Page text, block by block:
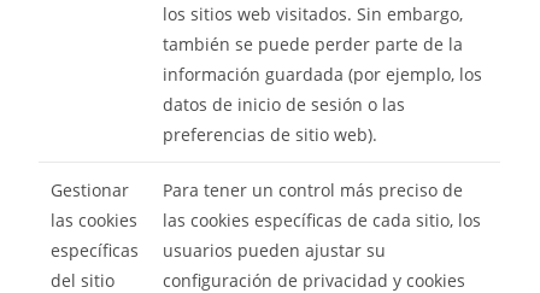
los sitios web visitados. Sin embargo,
también se puede perder parte de la
información guardada (por ejemplo, los
datos de inicio de sesión o las
preferencias de sitio web).
Gestionar
las cookies
específicas
del sitio
Para tener un control más preciso de
las cookies específicas de cada sitio, los
usuarios pueden ajustar su
configuración de privacidad y cookies